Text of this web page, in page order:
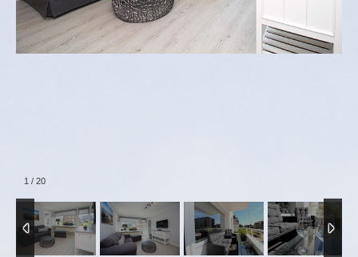
2 / 20